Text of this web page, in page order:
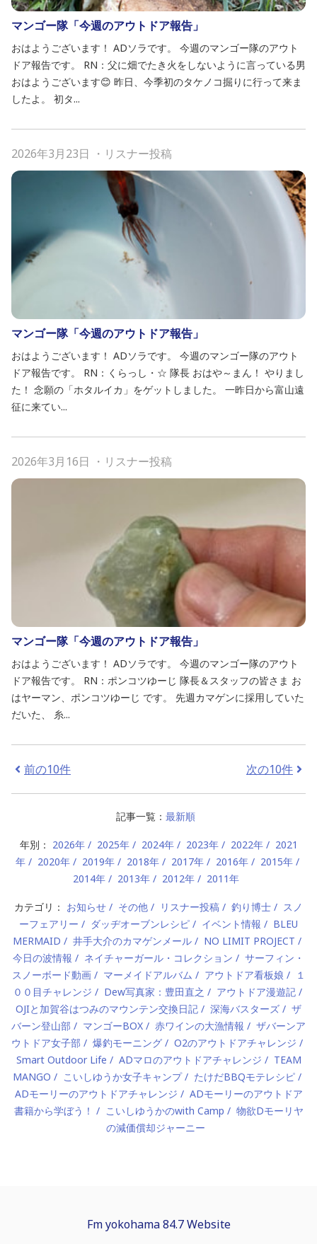
マンゴー隊「今週のアウトドア報告」
おはようございます！ ADソラです。 今週のマンゴー隊のアウト
ドア報告です。 RN：父に畑でたき火をしないように言っている男
おはようございます😊 昨日、今季初のタケノコ掘りに行って来ま
したよ。 初タ...
2026年3月23日 ・ リスナー投稿
マンゴー隊「今週のアウトドア報告」
おはようございます！ ADソラです。 今週のマンゴー隊のアウト
ドア報告です。 RN：くらっし・☆ 隊長 おはや～まん！ やりまし
た！ 念願の「ホタルイカ」をゲットしました。 一昨日から富山遠
征に来てい...
2026年3月16日 ・ リスナー投稿
マンゴー隊「今週のアウトドア報告」
おはようございます！ ADソラです。 今週のマンゴー隊のアウト
ドア報告です。 RN：ポンコツゆーじ 隊長＆スタッフの皆さま お
はヤーマン、ポンコツゆーじ です。 先週カマゲンに採用していた
だいた、 糸...
前の10件 次の10件
記事一覧： 最新順
年別： 2026年 2025年 2024年 2023年 2022年
2021
年
2020年 2019年 2018年 2017年 2016年
2015年
2014年
2013年 2012年 2011年
カテゴリ： お知らせ その他 リスナー投稿 釣り博士
スノ
ーフェアリー
ダッヂオーブンレシピ イベント情報
BLEU
MERMAID
井手大介のカマゲンメール
NO LIMIT PROJECT
今日の波情報
ネイチャーガール・コレクション
サーフィン・
スノーボード動画
マーメイドアルバム アウトドア看板娘
１
００目チャレンジ
Dew写真家：豊田直之
アウトドア漫遊記
OJIと加賀谷はつみのマウンテン交換日記
深海バスターズ
ザ
バーン登山部
マンゴーBOX 赤ワインの大漁情報
ザバーンア
ウトドア女子部
爆釣モーニング
O2のアウトドアチャレンジ
Smart Outdoor Life
ADマロのアウトドアチャレンジ
TEAM
MANGO
こいしゆうか女子キャンプ
たけだBBQモテレシピ
ADモーリーのアウトドアチャレンジ
ADモーリーのアウトドア
書籍から学ぼう！
こいしゆうかのwith Camp
物欲Dモーリヤ
の減価償却ジャーニー
Fm yokohama 84.7 Website